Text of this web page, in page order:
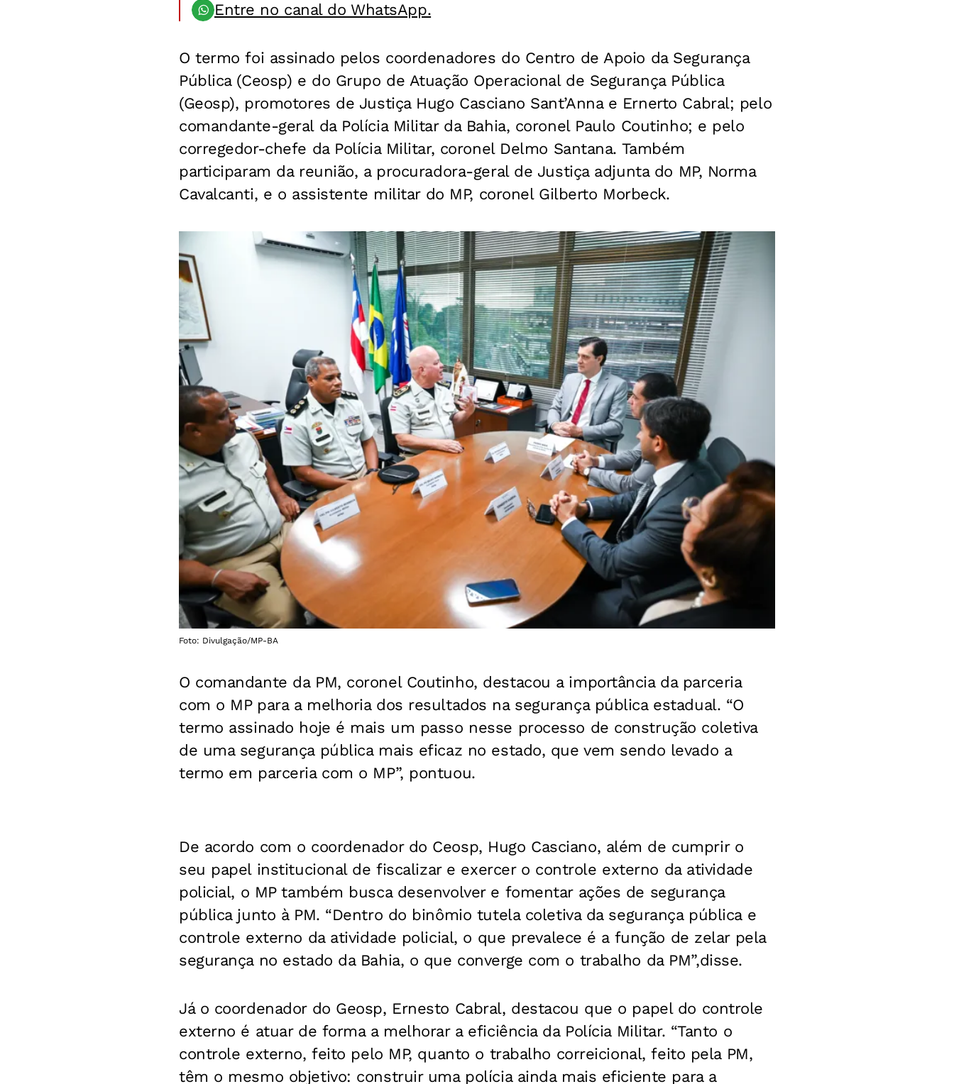
Entre no canal do WhatsApp.
O termo foi assinado pelos coordenadores do Centro de Apoio da Segurança
Pública (Ceosp) e do Grupo de Atuação Operacional de Segurança Pública
(Geosp), promotores de Justiça Hugo Casciano Sant’Anna e Ernerto Cabral; pelo
comandante-geral da Polícia Militar da Bahia, coronel Paulo Coutinho; e pelo
corregedor-chefe da Polícia Militar, coronel Delmo Santana. Também
participaram da reunião, a procuradora-geral de Justiça adjunta do MP, Norma
Cavalcanti, e o assistente militar do MP, coronel Gilberto Morbeck.
Foto: Divulgação/MP-BA
O comandante da PM, coronel Coutinho, destacou a importância da parceria
com o MP para a melhoria dos resultados na segurança pública estadual. “O
termo assinado hoje é mais um passo nesse processo de construção coletiva
de uma segurança pública mais eficaz no estado, que vem sendo levado a
termo em parceria com o MP”, pontuou.
De acordo com o coordenador do Ceosp, Hugo Casciano, além de cumprir o
seu papel institucional de fiscalizar e exercer o controle externo da atividade
policial, o MP também busca desenvolver e fomentar ações de segurança
pública junto à PM. “Dentro do binômio tutela coletiva da segurança pública e
controle externo da atividade policial, o que prevalece é a função de zelar pela
segurança no estado da Bahia, o que converge com o trabalho da PM”,disse.
Já o coordenador do Geosp, Ernesto Cabral, destacou que o papel do controle
externo é atuar de forma a melhorar a eficiência da Polícia Militar. “Tanto o
controle externo, feito pelo MP, quanto o trabalho correicional, feito pela PM,
têm o mesmo objetivo: construir uma polícia ainda mais eficiente para a